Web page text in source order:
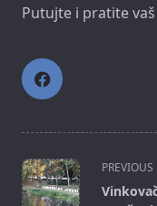
Putujte i pratite
<span
class="nav-
PREVIOUS